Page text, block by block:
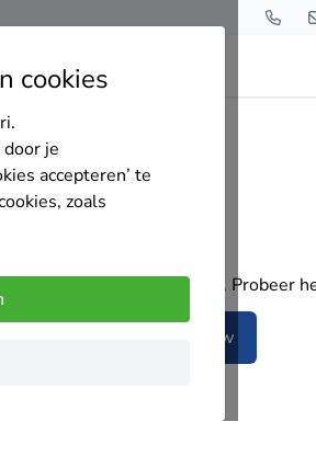
cookies
je
accepteren’ te
zoals
bij het laden van de pagina. Probeer
Probeer opnieuw